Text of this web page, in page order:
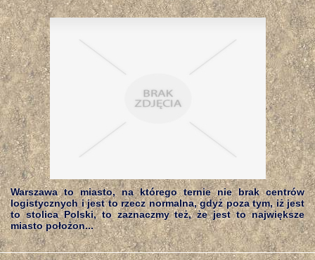
Warszawa to miasto, na którego ternie nie brak centrów
logistycznych i jest to rzecz normalna, gdyż poza tym, iż jest
to stolica Polski, to zaznaczmy też, że jest to największe
miasto położon...